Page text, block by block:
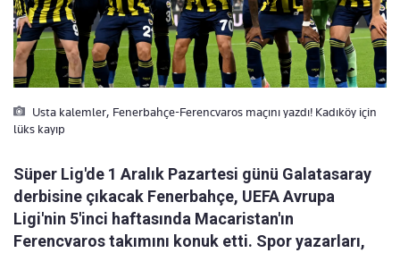
Usta kalemler, Fenerbahçe-Ferencvaros maçını yazdı! Kadıköy için
lüks kayıp
Süper Lig'de 1 Aralık Pazartesi günü Galatasaray
derbisine çıkacak Fenerbahçe, UEFA Avrupa
Ligi'nin 5'inci haftasında Macaristan'ın
Ferencvaros takımını konuk etti. Spor yazarları,